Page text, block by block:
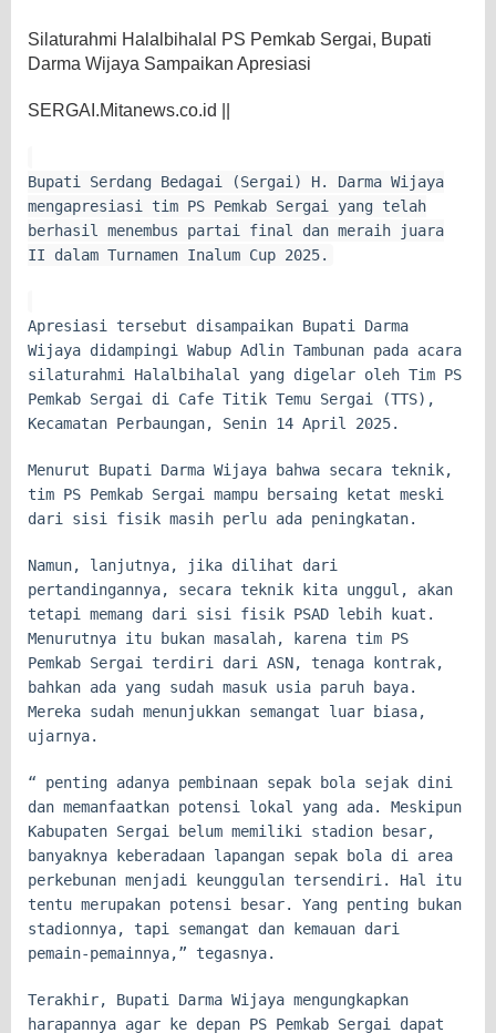
Silaturahmi Halalbihalal PS Pemkab Sergai, Bupati
Darma Wijaya Sampaikan Apresiasi
SERGAI.Mitanews.co.id ||
Bupati Serdang Bedagai (Sergai) H. Darma Wijaya
mengapresiasi tim PS Pemkab Sergai yang telah
berhasil menembus partai final dan meraih juara
II dalam Turnamen Inalum Cup 2025.
Apresiasi tersebut disampaikan Bupati Darma
Wijaya didampingi Wabup Adlin Tambunan pada acara
silaturahmi Halalbihalal yang digelar oleh Tim PS
Pemkab Sergai di Cafe Titik Temu Sergai (TTS),
Kecamatan Perbaungan, Senin 14 April 2025.
Menurut Bupati Darma Wijaya bahwa secara teknik,
tim PS Pemkab Sergai mampu bersaing ketat meski
dari sisi fisik masih perlu ada peningkatan.
Namun, lanjutnya, jika dilihat dari
pertandingannya, secara teknik kita unggul, akan
tetapi memang dari sisi fisik PSAD lebih kuat.
Menurutnya itu bukan masalah, karena tim PS
Pemkab Sergai terdiri dari ASN, tenaga kontrak,
bahkan ada yang sudah masuk usia paruh baya.
Mereka sudah menunjukkan semangat luar biasa,
ujarnya.
“ penting adanya pembinaan sepak bola sejak dini
dan memanfaatkan potensi lokal yang ada. Meskipun
Kabupaten Sergai belum memiliki stadion besar,
banyaknya keberadaan lapangan sepak bola di area
perkebunan menjadi keunggulan tersendiri. Hal itu
tentu merupakan potensi besar. Yang penting bukan
stadionnya, tapi semangat dan kemauan dari
pemain-pemainnya,” tegasnya.
Terakhir, Bupati Darma Wijaya mengungkapkan
harapannya agar ke depan PS Pemkab Sergai dapat